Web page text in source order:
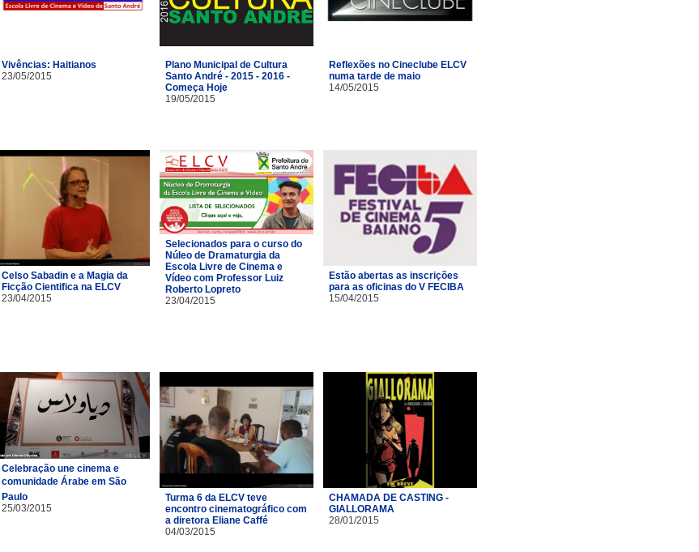
Vivências: Haitianos
23/05/2015
Plano Municipal de Cultura
Santo André - 2015 - 2016 -
Começa Hoje
19/05/2015
Reflexões no Cineclube ELCV
numa tarde de maio
14/05/2015
Celso Sabadin e a Magia da
Ficção Cientifica na ELCV
23/04/2015
Selecionados para o curso do
Núleo de Dramaturgia da
Escola Livre de Cinema e
Vídeo com Professor Luiz
Roberto Lopreto
23/04/2015
Estão abertas as inscrições
para as oficinas do V FECIBA
15/04/2015
Celebração une cinema e
comunidade Árabe em São
Paulo
25/03/2015
Turma 6 da ELCV teve
encontro cinematográfico com
a diretora Eliane Caffé
04/03/2015
CHAMADA DE CASTING -
GIALLORAMA
28/01/2015